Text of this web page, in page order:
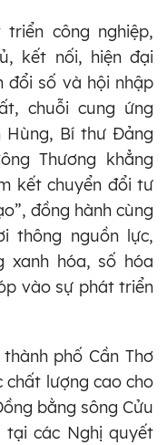
công nghiệp,
kết nối, hiện đại
đổi số và hội nhập
chuỗi cung ứng
Hùng, Bí thư Đảng
Thương khẳng
kết chuyển đổi tư
đồng hành cùng
thông nguồn lực,
xanh hóa, số hóa
vào sự phát triển
phố Cần Thơ
lượng cao cho
bằng sông Cửu
tại các Nghị quyết